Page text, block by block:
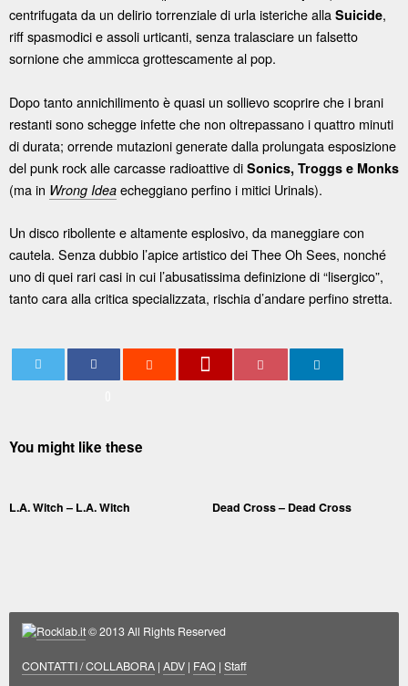
centrifugata da un delirio torrenziale di urla isteriche alla Suicide,
riff spasmodici e assoli urticanti, senza tralasciare un falsetto
sornione che ammicca grottescamente al pop.
Dopo tanto annichilimento è quasi un sollievo scoprire che i brani
restanti sono schegge infette che non oltrepassano i quattro minuti
di durata; orrende mutazioni generate dalla prolungata esposizione
del punk rock alle carcasse radioattive di Sonics, Troggs e Monks
(ma in Wrong Idea echeggiano perfino i mitici Urinals).
Un disco ribollente e altamente esplosivo, da maneggiare con
cautela. Senza dubbio l’apice artistico dei Thee Oh Sees, nonché
uno di quei rari casi in cui l’abusatissima definizione di “lisergico”,
tanto cara alla critica specializzata, rischia d’andare perfino stretta.
You might like these
L.A. Witch – L.A. Witch Dead Cross – Dead Cross
Rocklab.it© 2013 All Rights Reserved
CONTATTI / COLLABORA |ADV | FAQ |Staff